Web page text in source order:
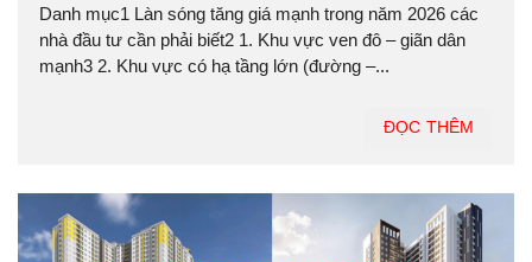
Danh mục1 Làn sóng tăng giá mạnh trong năm 2026 các
nhà đầu tư cần phải biết2 1. Khu vực ven đô – giãn dân
mạnh3 2. Khu vực có hạ tầng lớn (đường –...
ĐỌC THÊM